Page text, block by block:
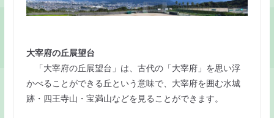
大宰府の丘展望台
「大宰府の丘展望台」は、古代の「大宰府」を思い浮
かべることができる丘という意味で、大宰府を囲む水城
跡・四王寺山・宝満山などを見ることができます。